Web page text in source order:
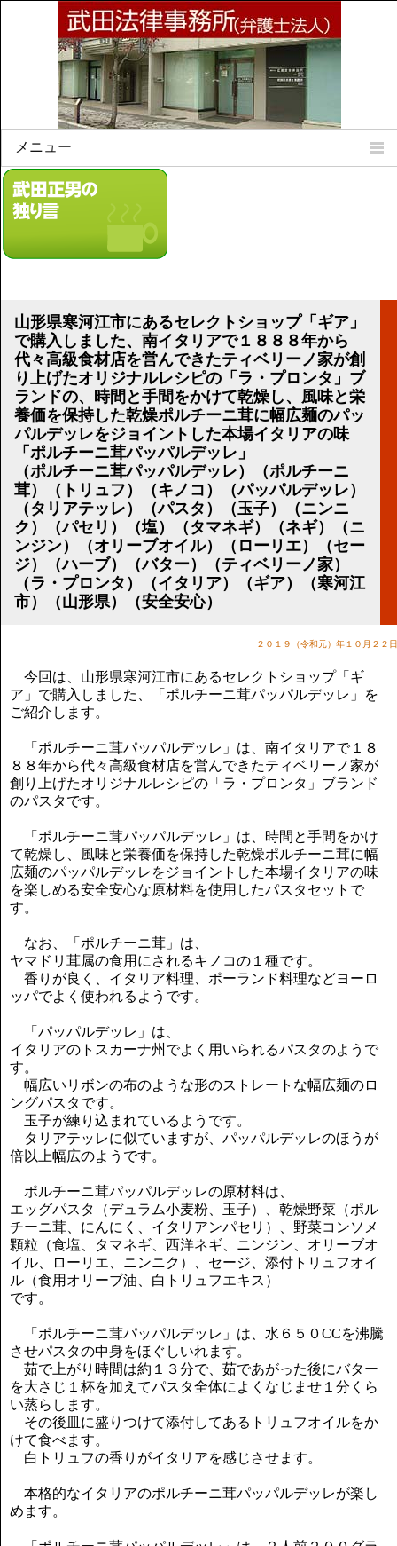
メニュー
Home
所属弁護士
法律相談案内
リンク集
顧問契約について
講演のご案内
気をつけたい法律のポイント
武田正男の独り言
山形県寒河江市にあるセレクトショップ「ギア」
で購入しました、南イタリアで１８８８年から
代々高級食材店を営んできたティベリーノ家が創
り上げたオリジナルレシピの「ラ・プロンタ」ブ
ランドの、時間と手間をかけて乾燥し、風味と栄
養価を保持した乾燥ポルチーニ茸に幅広麺のパッ
パルデッレをジョイントした本場イタリアの味
「ポルチーニ茸パッパルデッレ」
（ポルチーニ茸パッパルデッレ）（ポルチーニ
茸）（トリュフ）（キノコ）（パッパルデッレ）
（タリアテッレ）（パスタ）（玉子）（ニンニ
ク）（パセリ）（塩）（タマネギ）（ネギ）（ニ
ンジン）（オリーブオイル）（ローリエ）（セー
ジ）（ハーブ）（バター）（ティベリーノ家）
（ラ・プロンタ）（イタリア）（ギア）（寒河江
市）（山形県）（安全安心）
２０１９（令和元）年１０月２２日
今回は、山形県寒河江市にあるセレクトショップ「ギ
ア」で購入しました、「ポルチーニ茸パッパルデッレ」を
ご紹介します。
「ポルチーニ茸パッパルデッレ」は、南イタリアで１８
８８年から代々高級食材店を営んできたティベリーノ家が
創り上げたオリジナルレシピの「ラ・プロンタ」ブランド
のパスタです。
「ポルチーニ茸パッパルデッレ」は、時間と手間をかけ
て乾燥し、風味と栄養価を保持した乾燥ポルチーニ茸に幅
広麺のパッパルデッレをジョイントした本場イタリアの味
を楽しめる安全安心な原材料を使用したパスタセットで
す。
なお、「ポルチーニ茸」は、
ヤマドリ茸属の食用にされるキノコの１種です。
香りが良く、イタリア料理、ポーランド料理などヨーロ
ッパでよく使われるようです。
「パッパルデッレ」は、
イタリアのトスカーナ州でよく用いられるパスタのようで
す。
幅広いリボンの布のような形のストレートな幅広麺のロ
ングパスタです。
玉子が練り込まれているようです。
タリアテッレに似ていますが、パッパルデッレのほうが
倍以上幅広のようです。
ポルチーニ茸パッパルデッレの原材料は、
エッグパスタ（デュラム小麦粉、玉子）、乾燥野菜（ポル
チーニ茸、にんにく、イタリアンパセリ）、野菜コンソメ
顆粒（食塩、タマネギ、西洋ネギ、ニンジン、オリーブオ
イル、ローリエ、ニンニク）、セージ、添付トリュフオイ
ル（食用オリーブ油、白トリュフエキス）
です。
「ポルチーニ茸パッパルデッレ」は、水６５０CCを沸騰
させパスタの中身をほぐしいれます。
茹で上がり時間は約１３分で、茹であがった後にバター
を大さじ１杯を加えてパスタ全体によくなじませ１分くら
い蒸らします。
その後皿に盛りつけて添付してあるトリュフオイルをか
けて食べます。
白トリュフの香りがイタリアを感じさせます。
本格的なイタリアのポルチーニ茸パッパルデッレが楽し
めます。